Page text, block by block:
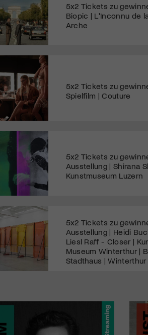
5x2 Tickets zu
Biopic | L'Inconnu de
Arche
5x2 Tickets zu
Spielfilm | Couture
5x2 Tickets zu
Ausstellung | Shirana
Kunstmuseum Luzern
5x2 Tickets zu
Ausstellung | Heidi
Liesl Raff - Closer |
Museum Winterthur |
Stadthaus | Winterthur